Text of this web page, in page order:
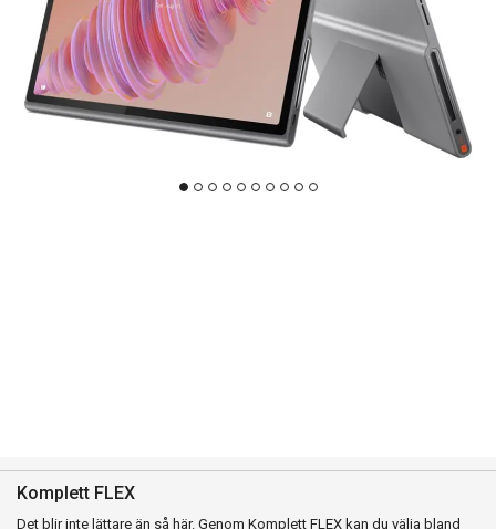
Komplett FLEX
Det blir inte lättare än så här. Genom Komplett FLEX kan du välja bland